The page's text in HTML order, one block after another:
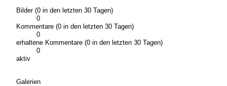
Bilder (0 in den letzten 30 Tagen)
0
Kommentare (0 in den letzten 30 Tagen)
0
erhaltene Kommentare (0 in den letzten 30 Tagen)
0
aktiv
Galerien